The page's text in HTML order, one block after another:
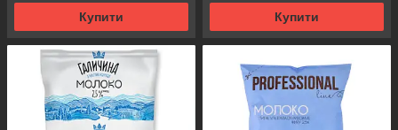
Купити Купити